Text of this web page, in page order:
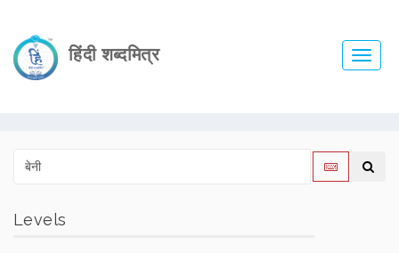
हिंदी शब्दमित्र
Levels